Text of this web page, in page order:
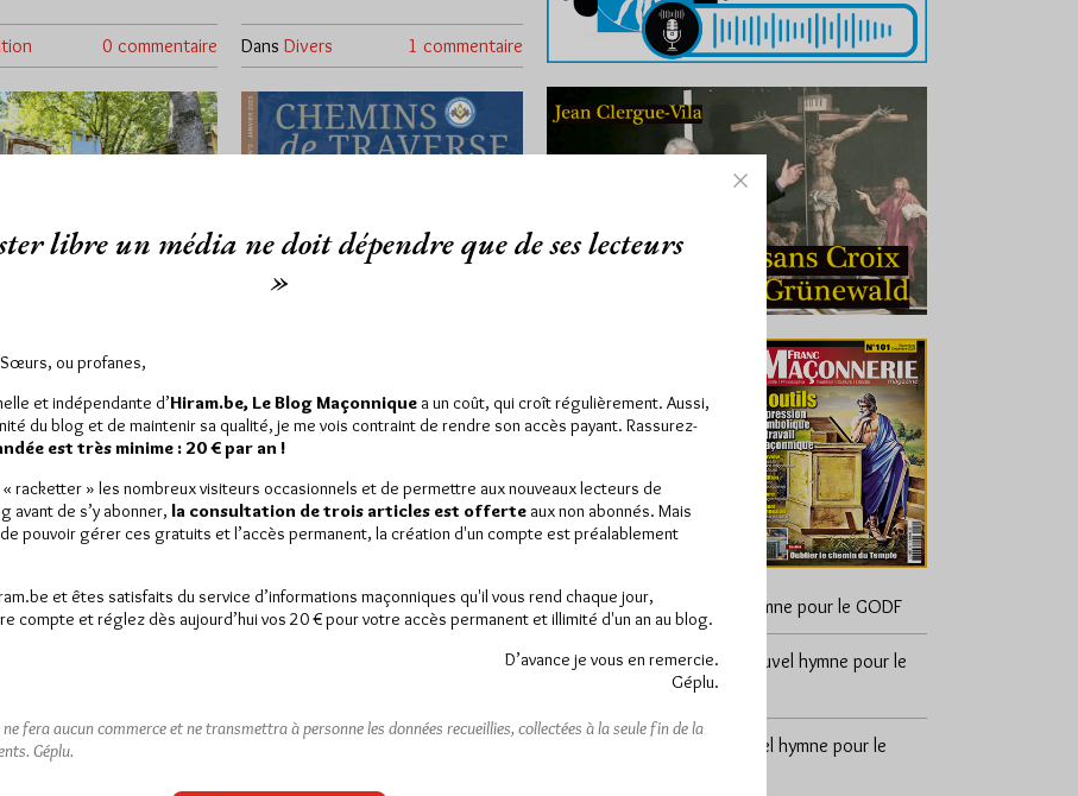
0 commentaire DansDivers 1 commentaire
2/05/25
Lu 1410 fois
affluence cette année au
du 1er mai au Père
Par Géplu
Mercredi 26/02/25
Lu 411 fois
Droit Humain "Chemins de traverse"
est paru. Son thème est "La
transmission". Un…
cosmosdans Un nouvel hymne pour le GODF
sylvain zeghnidansUn nouvel hymne pour le
Un nouvel hymne pour le
libre un média ne doit dépendre que de ses lecteurs
»
ou profanes,
et indépendante d’Hiram.be, Le Blog Maçonnique a un coût, qui croît régulièrement. Aussi,
du blog et de maintenir sa qualité, je me vois contraint de rendre son accès payant. Rassurez-
est très minime : 20 € par an !
« racketter » les nombreux visiteurs occasionnels et de permettre aux nouveaux lecteurs de
avant de s’y abonner, la consultation de trois articles est offerte aux non abonnés. Mais
pouvoir gérer ces gratuits et l’accès permanent, la création d'un compte est préalablement
et êtes satisfaits du service d’informations maçonniques qu'il vous rend chaque jour,
compte et réglez dès aujourd’hui vos 20 € pour votre accès permanent et illimité d'un an au blog.
D’avance je vous en remercie.
Géplu.
fera aucun commerce et ne transmettra à personne les données recueillies, collectées à la seule fin de la
Géplu.